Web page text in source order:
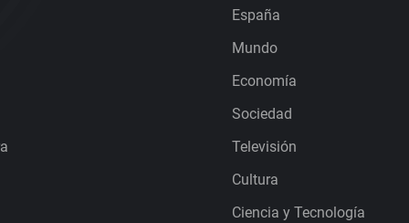
España
Mundo
Economía
Sociedad
Televisión
Cultura
Ciencia y Tecnología